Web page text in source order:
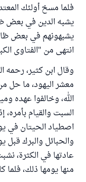
فلما مسخ أولئك
يشبه الدين في بعض
يشبهونهم في بعض
انتهى من "الفتاوى
وقال ابن كثير، رحمه
معشر اليهود، ما حل
الله، وخالفوا عهده
السبت والقيام
اصطياد الحيتان في
والحبائل والبرك
عادتها في الكثرة،
منها يومها ذلك،